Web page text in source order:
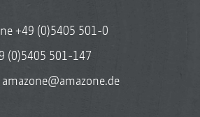
+49 (0)5405 501-0
(0)5405 501-147
amazone@amazone.de